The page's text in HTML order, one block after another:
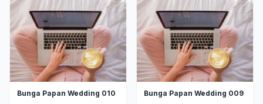
Bunga Papan Wedding 010 Bunga Papan Wedding 009